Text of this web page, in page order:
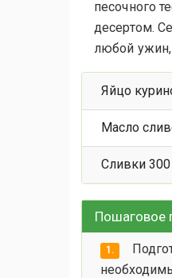
песочного
десертом.
любой ужин,
Яйцо
Масло
Сливки
Пошаговое
1.